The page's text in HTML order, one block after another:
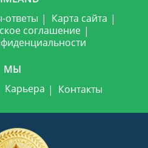
ответы
Карта сайта
соглашение
МЫ
Карьера Контакты